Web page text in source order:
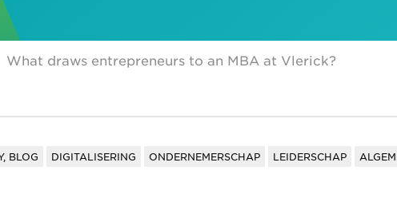
What draws entrepreneurs to an MBA at Vlerick?
BLOG DIGITALISERING ONDERNEMERSCHAP LEIDERSCHAP